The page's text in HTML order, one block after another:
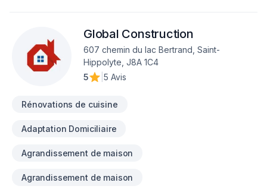
Global Construction
607 chemin du lac Bertrand, Saint-
Hippolyte, J8A 1C4
5
5 Avis
Rénovations de cuisine
Adaptation Domiciliaire
Agrandissement de maison
Agrandissement de maison